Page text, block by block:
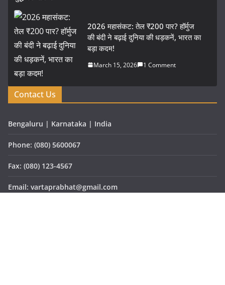
2026 महासंकट: तेल ₹200 पार? हॉर्मुज
की बंदी ने बढ़ाई दुनिया की धड़कनें, भारत का
बड़ा कदम!
March 15, 2026 1 Comment
Contact Us
Bengaluru | Karnataka | India
Phone: (080) 5600067
Fax: (080) 123-4567
Email: vartaprabhat@gmail.com